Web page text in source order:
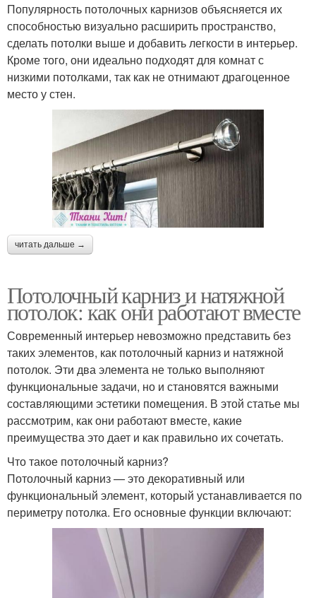
Популярность потолочных карнизов объясняется их
способностью визуально расширить пространство,
сделать потолки выше и добавить легкости в интерьер.
Кроме того, они идеально подходят для комнат с
низкими потолками, так как не отнимают драгоценное
место у стен.
читать дальше →
Потолочный карниз и натяжной
потолок: как они работают вместе
Современный интерьер невозможно представить без
таких элементов, как потолочный карниз и натяжной
потолок. Эти два элемента не только выполняют
функциональные задачи, но и становятся важными
составляющими эстетики помещения. В этой статье мы
рассмотрим, как они работают вместе, какие
преимущества это дает и как правильно их сочетать.
Что такое потолочный карниз?
Потолочный карниз — это декоративный или
функциональный элемент, который устанавливается по
периметру потолка. Его основные функции включают: